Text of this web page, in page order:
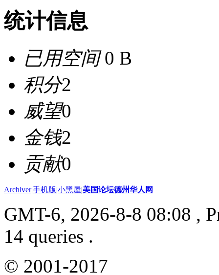
统计信息
已用空间0 B
积分2
威望0
金钱2
贡献0
Archiver|手机版|小黑屋|美国论坛德州华人网
GMT-6, 2026-8-8 08:08 ,
14 queries .
© 2001-2017